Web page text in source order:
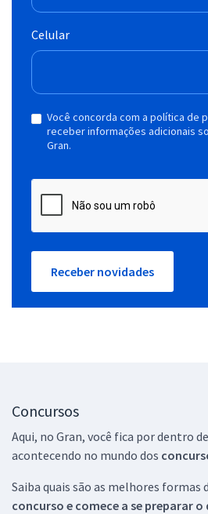
Celular
Você concorda com a política de
receber informações adicionais
Gran.
Receber novidades
Concursos
Aqui, no Gran, você fica por dentro
acontecendo no mundo dos
Saiba quais são as melhores formas
concurso e comece a se preparar